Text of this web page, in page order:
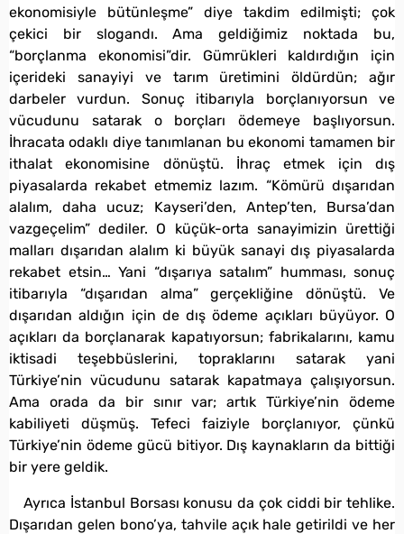
ekonomisiyle bütünleşme” diye takdim edilmişti; çok
çekici bir slogandı. Ama geldiğimiz noktada bu,
“borçlanma ekonomisi”dir. Gümrükleri kaldırdığın için
içerideki sanayiyi ve tarım üretimini öldürdün; ağır
darbeler vurdun. Sonuç itibarıyla borçlanıyorsun ve
vücudunu satarak o borçları ödemeye başlıyorsun.
İhracata odaklı diye tanımlanan bu ekonomi tamamen bir
ithalat ekonomisine dönüştü. İhraç etmek için dış
piyasalarda rekabet etmemiz lazım. “Kömürü dışarıdan
alalım, daha ucuz; Kayseri’den, Antep’ten, Bursa’dan
vazgeçelim” dediler. O küçük-orta sanayimizin ürettiği
malları dışarıdan alalım ki büyük sanayi dış piyasalarda
rekabet etsin… Yani “dışarıya satalım” humması, sonuç
itibarıyla “dışarıdan alma” gerçekliğine dönüştü. Ve
dışarıdan aldığın için de dış ödeme açıkları büyüyor. O
açıkları da borçlanarak kapatıyorsun; fabrikalarını, kamu
iktisadi teşebbüslerini, topraklarını satarak yani
Türkiye’nin vücudunu satarak kapatmaya çalışıyorsun.
Ama orada da bir sınır var; artık Türkiye’nin ödeme
kabiliyeti düşmüş. Tefeci faiziyle borçlanıyor, çünkü
Türkiye’nin ödeme gücü bitiyor. Dış kaynakların da bittiği
bir yere geldik.
Ayrıca İstanbul Borsası konusu da çok ciddi bir tehlike.
Dışarıdan gelen bono’ya, tahvile açık hale getirildi ve her